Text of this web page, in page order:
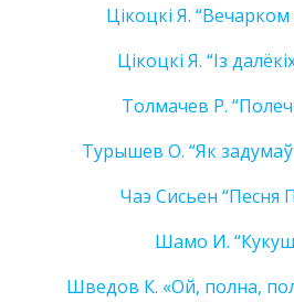
Цiкоцкi Я. “Вечарком
Цiкоцкi Я. “Iз
Толмачев Р.
Турышев О. “Як
Чаэ Сисьен “Песня
Шамо И.
Шведов К. «Ой, полна,